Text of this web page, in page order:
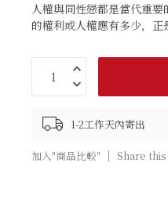
人權與同性戀都是當代重
的權利或人權應有多少，正
1-2工作天內寄出
加入"商品比較" Share